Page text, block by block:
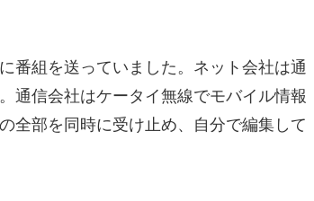
番組を送っていました。ネット会社は通
通信会社はケータイ無線でモバイル情報
全部を同時に受け止め、自分で編集して